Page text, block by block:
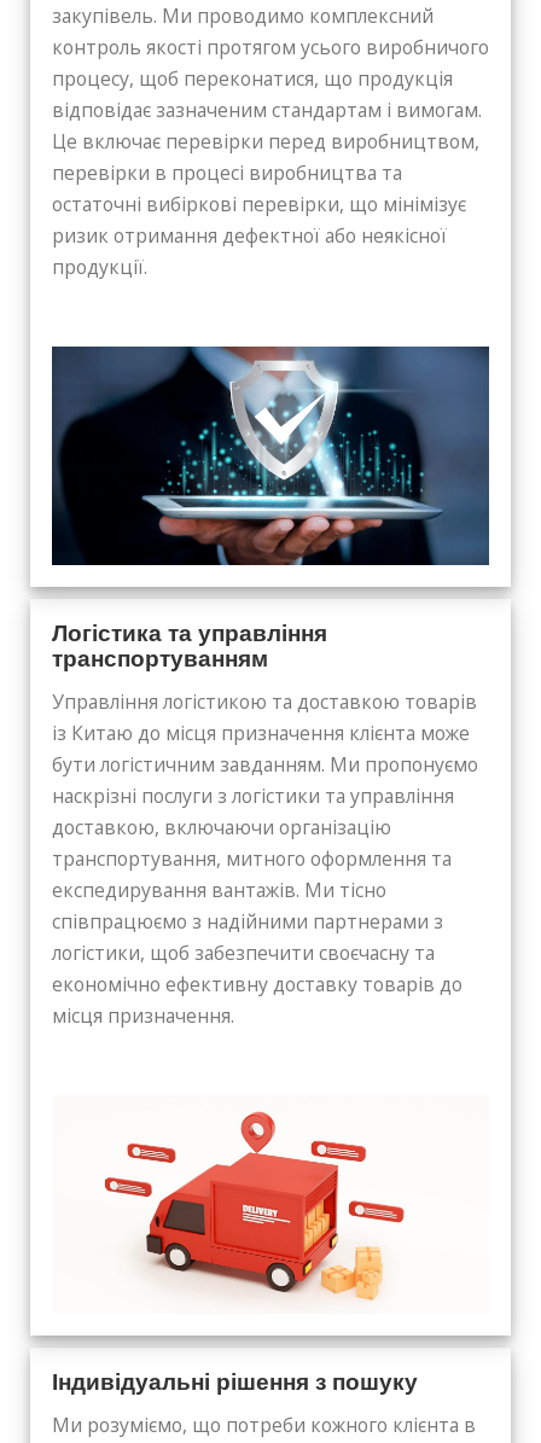
закупівель. Ми проводимо комплексний
контроль якості протягом усього виробничого
процесу, щоб переконатися, що продукція
відповідає зазначеним стандартам і вимогам.
Це включає перевірки перед виробництвом,
перевірки в процесі виробництва та
остаточні вибіркові перевірки, що мінімізує
ризик отримання дефектної або неякісної
продукції.
Логістика та управління
транспортуванням
Управління логістикою та доставкою товарів
із Китаю до місця призначення клієнта може
бути логістичним завданням. Ми пропонуємо
наскрізні послуги з логістики та управління
доставкою, включаючи організацію
транспортування, митного оформлення та
експедирування вантажів. Ми тісно
співпрацюємо з надійними партнерами з
логістики, щоб забезпечити своєчасну та
економічно ефективну доставку товарів до
місця призначення.
Індивідуальні рішення з пошуку
Ми розуміємо, що потреби кожного клієнта в